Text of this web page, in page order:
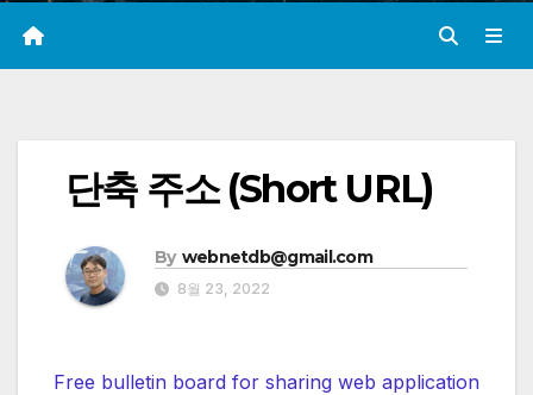
단축 주소 (Short URL)
By webnetdb@gmail.com
8월 23, 2022
Free bulletin board for sharing web application